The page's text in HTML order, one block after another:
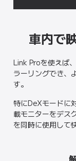
車内で
Link Proを使えば
ラーリングでき、
す。
特にDeXモードに
載モニターをデス
を同時に使用して